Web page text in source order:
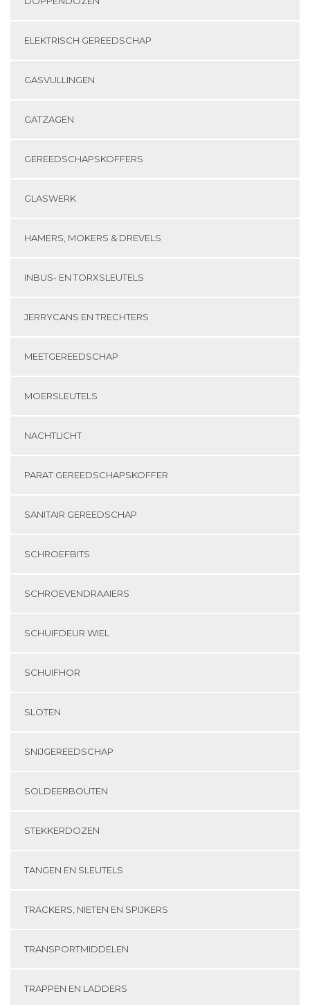
ELEKTRISCH GEREEDSCHAP
GASVULLINGEN
GATZAGEN
GEREEDSCHAPSKOFFERS
GLASWERK
HAMERS, MOKERS & DREVELS
INBUS- EN TORXSLEUTELS
JERRYCANS EN TRECHTERS
MEETGEREEDSCHAP
MOERSLEUTELS
NACHTLICHT
PARAT GEREEDSCHAPSKOFFER
SANITAIR GEREEDSCHAP
SCHROEFBITS
SCHROEVENDRAAIERS
SCHUIFDEUR WIEL
SCHUIFHOR
SLOTEN
SNIJGEREEDSCHAP
SOLDEERBOUTEN
STEKKERDOZEN
TANGEN EN SLEUTELS
TRACKERS, NIETEN EN SPIJKERS
TRANSPORTMIDDELEN
TRAPPEN EN LADDERS